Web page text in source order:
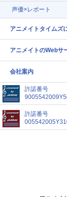
声優×レポート
アニメイトタイムズ
アニメイトのWebサ
会社案内
許諾番号
許諾番号